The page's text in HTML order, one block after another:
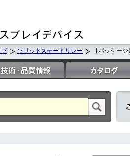
プ ソリッドステートリレー 【パッケー